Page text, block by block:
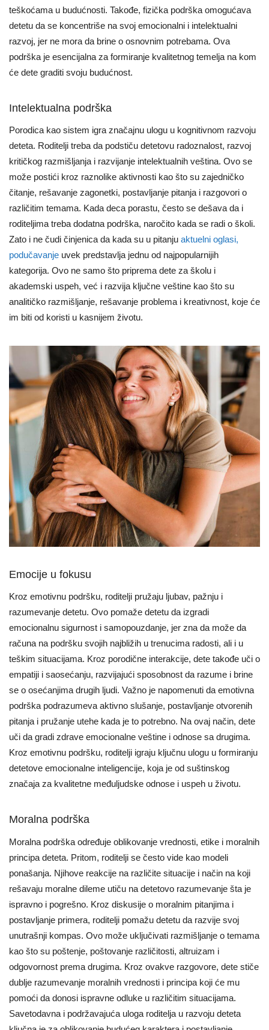
teškoćama u budućnosti. Takođe, fizička podrška omogućava
detetu da se koncentriše na svoj emocionalni i intelektualni
razvoj, jer ne mora da brine o osnovnim potrebama. Ova
podrška je esencijalna za formiranje kvalitetnog temelja na kom
će dete graditi svoju budućnost.
Intelektualna podrška
Porodica kao sistem igra značajnu ulogu u kognitivnom razvoju
deteta. Roditelji treba da podstiču detetovu radoznalost, razvoj
kritičkog razmišljanja i razvijanje intelektualnih veština. Ovo se
može postići kroz raznolike aktivnosti kao što su zajedničko
čitanje, rešavanje zagonetki, postavljanje pitanja i razgovori o
različitim temama. Kada deca porastu, često se dešava da i
roditeljima treba dodatna podrška, naročito kada se radi o školi.
Zato i ne čudi činjenica da kada su u pitanju aktuelni oglasi,
podučavanje uvek predstavlja jednu od najpopularnijih
kategorija. Ovo ne samo što priprema dete za školu i
akademski uspeh, već i razvija ključne veštine kao što su
analitičko razmišljanje, rešavanje problema i kreativnost, koje će
im biti od koristi u kasnijem životu.
Emocije u fokusu
Kroz emotivnu podršku, roditelji pružaju ljubav, pažnju i
razumevanje detetu. Ovo pomaže detetu da izgradi
emocionalnu sigurnost i samopouzdanje, jer zna da može da
računa na podršku svojih najbližih u trenucima radosti, ali i u
teškim situacijama. Kroz porodične interakcije, dete takođe uči o
empatiji i saosećanju, razvijajući sposobnost da razume i brine
se o osećanjima drugih ljudi. Važno je napomenuti da emotivna
podrška podrazumeva aktivno slušanje, postavljanje otvorenih
pitanja i pružanje utehe kada je to potrebno. Na ovaj način, dete
uči da gradi zdrave emocionalne veštine i odnose sa drugima.
Kroz emotivnu podršku, roditelji igraju ključnu ulogu u formiranju
detetove emocionalne inteligencije, koja je od suštinskog
značaja za kvalitetne međuljudske odnose i uspeh u životu.
Moralna podrška
Moralna podrška određuje oblikovanje vrednosti, etike i moralnih
principa deteta. Pritom, roditelji se često vide kao modeli
ponašanja. Njihove reakcije na različite situacije i način na koji
rešavaju moralne dileme utiču na detetovo razumevanje šta je
ispravno i pogrešno. Kroz diskusije o moralnim pitanjima i
postavljanje primera, roditelji pomažu detetu da razvije svoj
unutrašnji kompas. Ovo može uključivati razmišljanje o temama
kao što su poštenje, poštovanje različitosti, altruizam i
odgovornost prema drugima. Kroz ovakve razgovore, dete stiče
dublje razumevanje moralnih vrednosti i principa koji će mu
pomoći da donosi ispravne odluke u različitim situacijama.
Savetodavna i podržavajuća uloga roditelja u razvoju deteta